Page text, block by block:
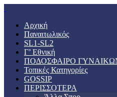
Αρχική
Παναιτωλικός
SL1-SL2
Γ’ Εθνική
ΠΟΔΟΣΦΑΙΡΟ
Τοπικές Κατηγορίες
GOSSIP
ΠΕΡΙΣΣΟΤΕΡΑ